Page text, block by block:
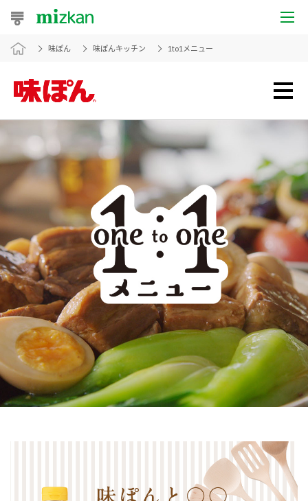
おうちレシピ
おすすめレシピ
レシピ特集
レシピカテゴリ一覧
商品からレシピを探す
レシピ名特集
商品情報
商品カテゴリ
酢 調味酢
鍋用調味料
新商品一覧
キャンペーン情報
Fibee（ファイビー）
味ぽん 味ぽんキッチン 1to1メニュー